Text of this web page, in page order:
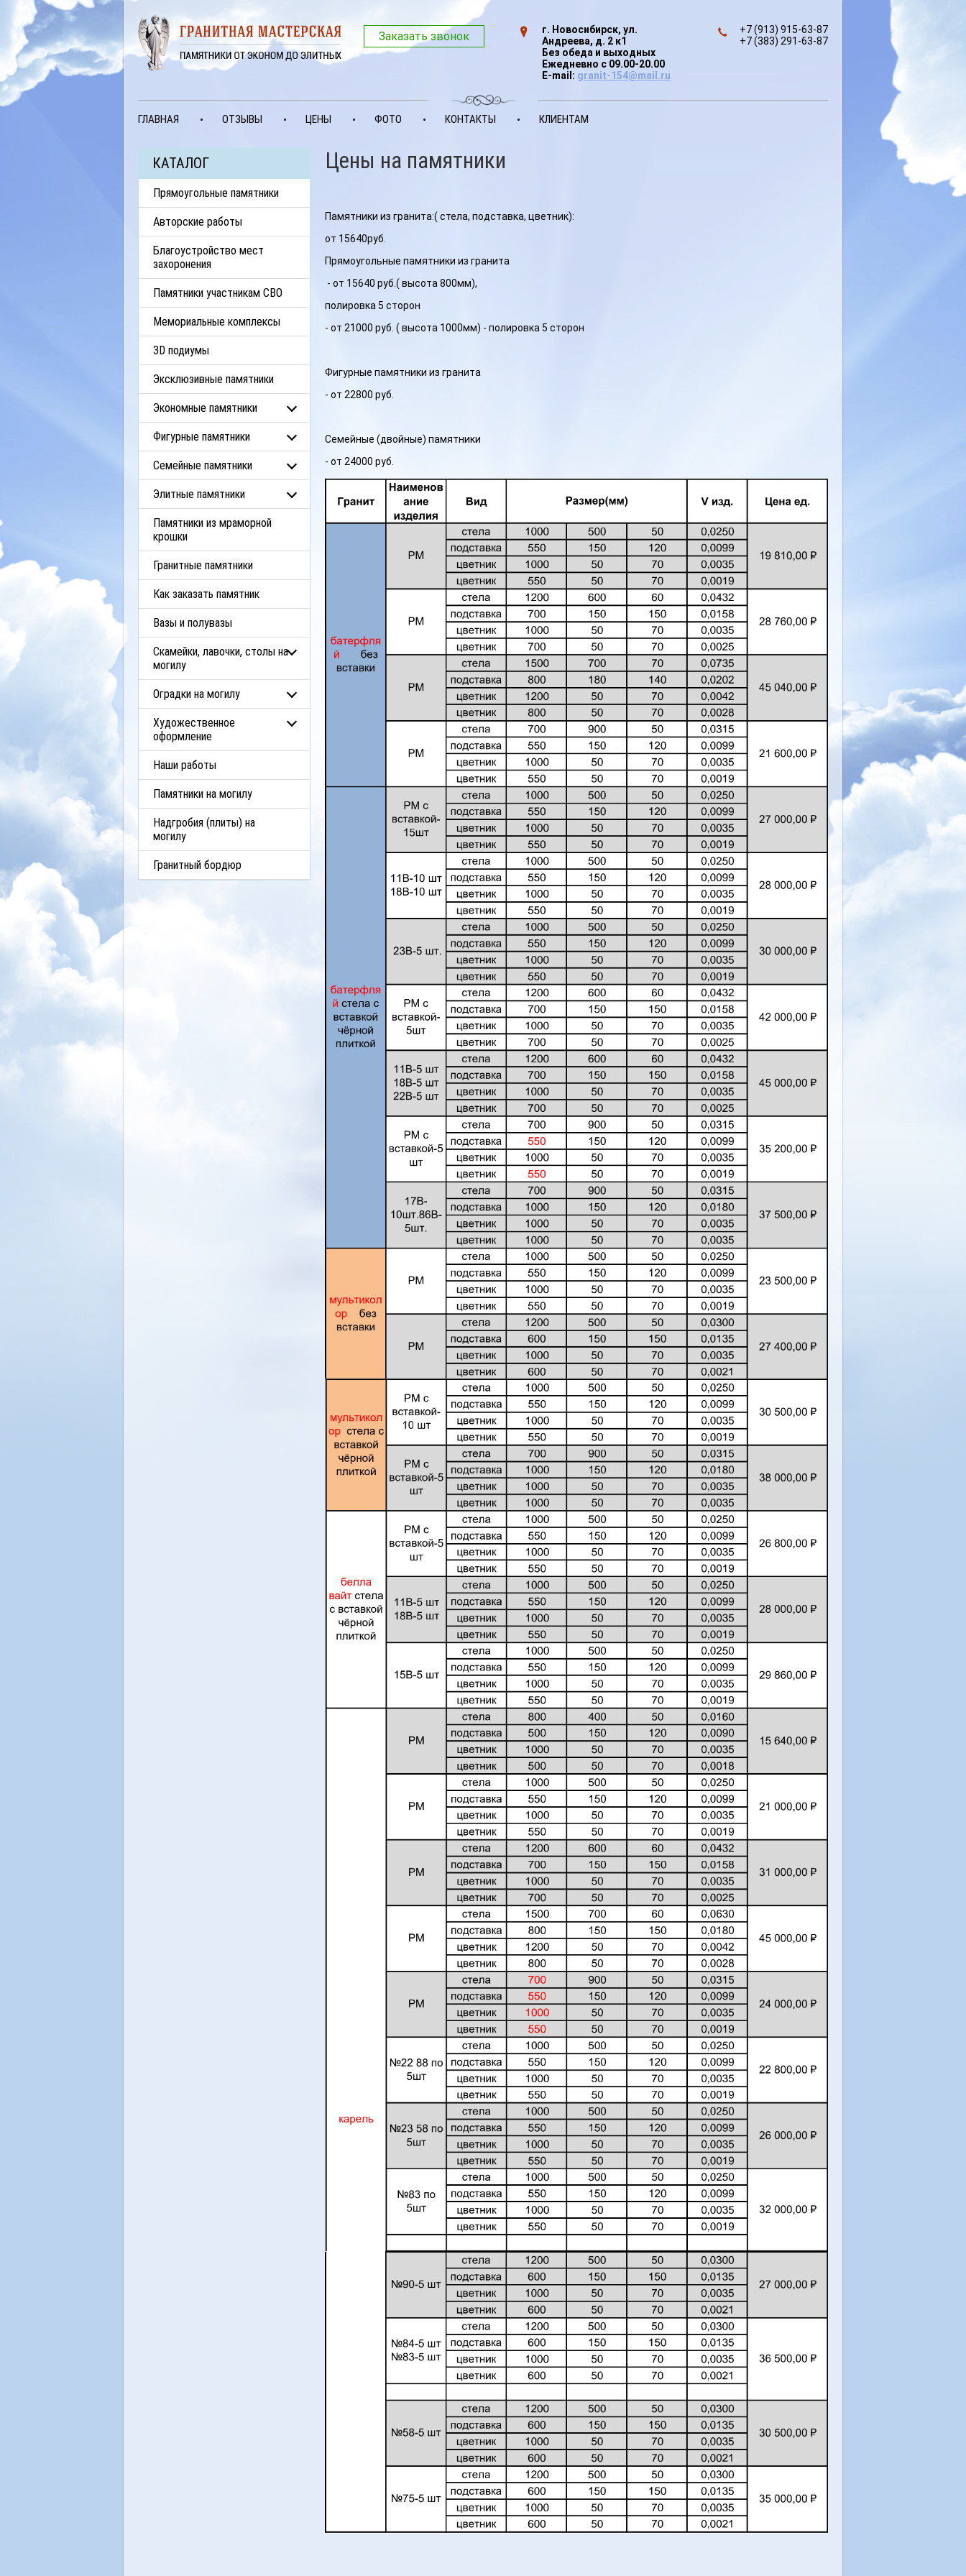
+7 (913) 915-63-87
+7 (383) 291-63-87
г. Новосибирск, ул.
Андреева, д. 2 к1
Без обеда и выходных
Ежедневно с 09.00-20.00
E-mail: granit-154@mail.ru
Заказать звонок
ГЛАВНАЯ ОТЗЫВЫ ЦЕНЫ ФОТО КОНТАКТЫ КЛИЕНТАМ
КАТАЛОГ
Прямоугольные памятники
Авторские работы
Благоустройство мест
захоронения
Памятники участникам СВО
Мемориальные комплексы
3D подиумы
Эксклюзивные памятники
Экономные памятники
Фигурные памятники
Семейные памятники
Элитные памятники
Памятники из мраморной
крошки
Гранитные памятники
Как заказать памятник
Вазы и полувазы
Скамейки, лавочки, столы на
могилу
Оградки на могилу
Художественное
оформление
Наши работы
Памятники на могилу
Надгробия (плиты) на
могилу
Гранитный бордюр
Цены на памятники
Памятники из гранита:( стела, подставка, цветник):
от 15640руб.
Прямоугольные памятники из гранита
- от 15640 руб.( высота 800мм),
полировка 5 сторон
- от 21000 руб. ( высота 1000мм) - полировка 5 сторон
Фигурные памятники из гранита
- от 22800 руб.
Семейные (двойные) памятники
- от 24000 руб.